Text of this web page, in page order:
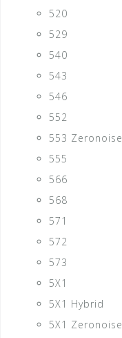
520
529
540
543
546
552
553 Zeronoise
555
566
568
571
572
573
5X1
5X1 Hybrid
5X1 Zeronoise